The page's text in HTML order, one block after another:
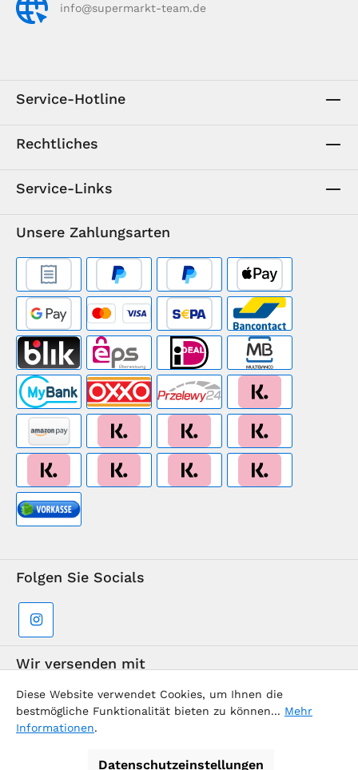
info@supermarkt-team.de
Service-Hotline
Rechtliches
Service-Links
Unsere Zahlungsarten
Folgen Sie Socials
Wir versenden mit
Diese Website verwendet Cookies, um Ihnen die
bestmögliche Funktionalität bieten zu können... Mehr
Informationen.
Datenschutzeinstellungen